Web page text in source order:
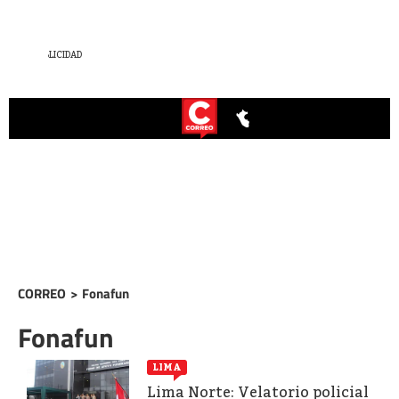
CORREO > Fonafun
Fonafun
LIMA
Lima Norte: Velatorio policial